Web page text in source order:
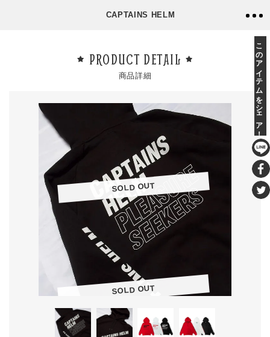
CAPTAINS HELM
PRODUCT DETAIL
商品詳細
SOLD OUT
SOLD OUT
このアイテムをシェア！